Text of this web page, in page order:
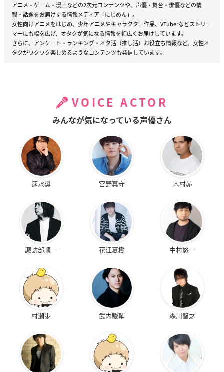
アニメ・ゲーム・漫画などの2次元コンテンツや、声優・舞台・俳優などの情
報・話題をお届けする情報メディア「にじめん」。
女性向けアニメをはじめ、少年アニメやキャラクター作品、VTuberなどストリー
マーにも幅を広げ、オタクが気になる情報を幅広くお届けしています。
さらに、アンケート・ランキング・オタ活（推し活）お役立ち情報など、女性オ
タクがワクワク楽しめるようなコンテンツも発信しています。
VOICE ACTOR
みんなが気になっている声優さん
速水奨 宮野真守 木村昴
諏訪部順一 花江夏樹 中村悠一
村瀬歩 武内駿輔 森川智之